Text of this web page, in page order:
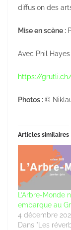
diffusion des
Mise en scène :
Avec Phil
https://
Photos :©
Articles similaires
L’Arbre-Monde
embarque au
4 décembre
Dans "Les